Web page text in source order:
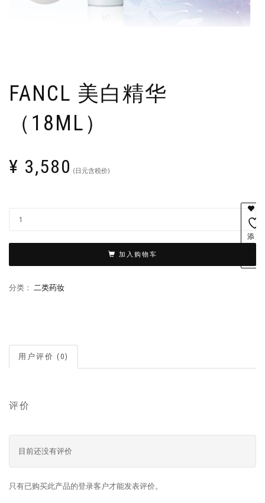
FANCL 美白精华
（18ML）
¥ 3,580 (日元含税价)
加入购物车
添加
分类： 二类药妆
用户评价 (0)
评价
目前还没有评价
只有已购买此产品的登录客户才能发表评价。